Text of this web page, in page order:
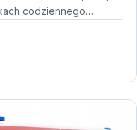
codziennego